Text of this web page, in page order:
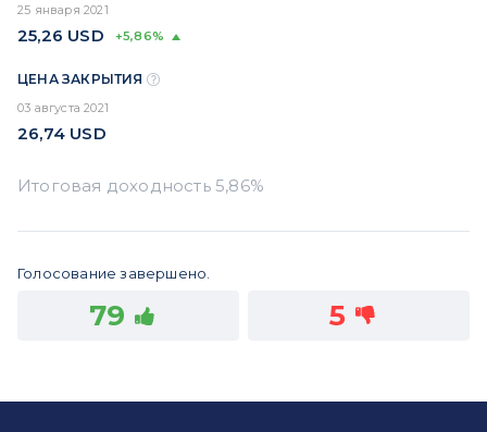
25 января 2021
25,26 USD +5,86%
ЦЕНА ЗАКРЫТИЯ
03 августа 2021
26,74 USD
Голосование завершено.
79 5